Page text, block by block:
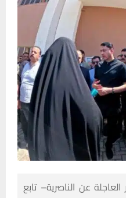
عن الناصرية– تابع